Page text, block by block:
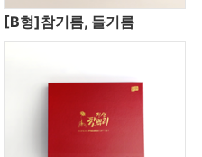
[B형]참기름, 들기름